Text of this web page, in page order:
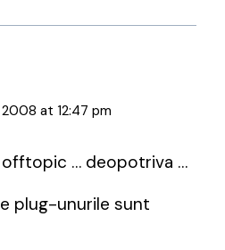
2008 at 12:47 pm
… deopotriva …
plug-unurile sunt